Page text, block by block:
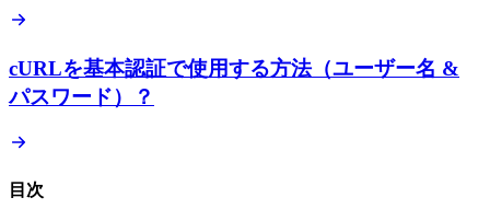
cURLを基本認証で使用する方法（ユーザー名 &
パスワード）？
目次